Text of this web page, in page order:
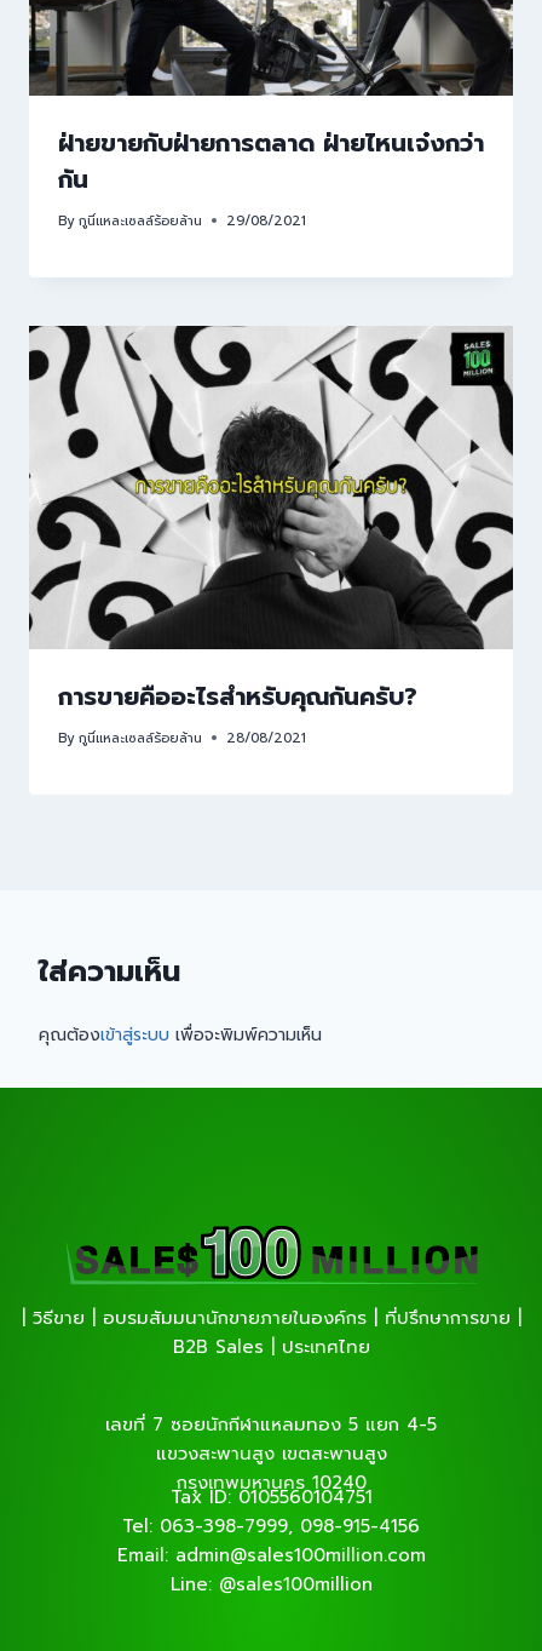
ฝ่ายขายกับฝ่ายการตลาด ฝ่ายไหนเจ๋งกว่า
กัน
Byกูนี่แหละเซลล์ร้อยล้าน 29/08/2021
การขายคืออะไรสำหรับคุณกันครับ?
Byกูนี่แหละเซลล์ร้อยล้าน 28/08/2021
ใส่ความเห็น
คุณต้องเข้าสู่ระบบ เพื่อจะพิมพ์ความเห็น
| วิธีขาย | อบรมสัมมนานักขายภายในองค์กร | ที่ปรึกษาการขาย |
B2B Sales | ประเทศไทย
เลขที่ 7 ซอยนักกีฬาแหลมทอง 5 แยก 4-5
แขวงสะพานสูง เขตสะพานสูง
กรุงเทพมหานคร 10240
Tax ID: 0105560104751
Tel: 063-398-7999, 098-915-4156
Email: admin@sales100million.com
Line: @sales100million